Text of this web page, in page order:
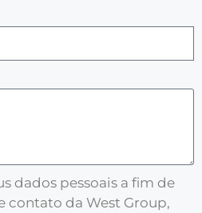
dados pessoais a fim de
contato da West Group,